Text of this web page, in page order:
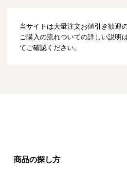
当サイトは大量注文お値引き歓迎
ご購入の流れついての詳しい説明
てご確認ください。
商品の探し方